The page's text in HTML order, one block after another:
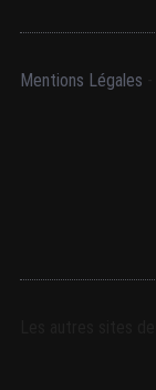
Mentions Légales